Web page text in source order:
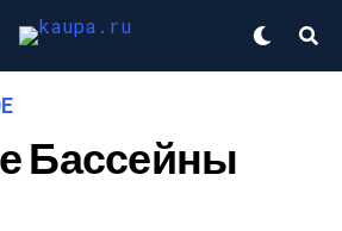
Бассейны